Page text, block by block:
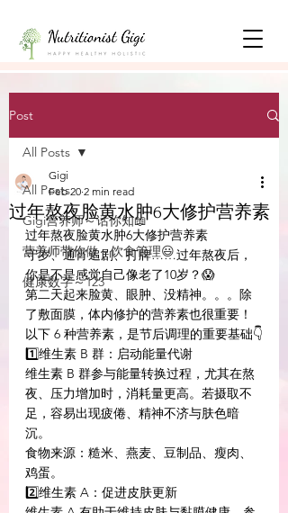
Post
All Posts
Gigi营养师～话你知📖
营养师带你做～饮食管理😃
健康数字～123
All Posts
过年熬夜脸黄水肿6大修护营养素
Gigi
Feb 20 2 min read
过年熬夜脸黄水肿6大修护营养素
守岁、通宵追剧、打牌……过年熬夜后，
你是不是感觉自己像老了10岁？😱
第二天起来脸黄、眼肿、没精神。。。除
了敷面膜，体内修护的营养素也很重要！
以下 6 种营养素，是节后调理的重要基础👇
1️⃣维生素 B 群：启动能量代谢
维生素 B 群参与能量转换过程，尤其在熬
夜、压力增加时，消耗量更高。若摄取不
足，容易出现疲倦、精神不济与肤色暗
沉。
食物来源：糙米、燕麦、豆制品、瘦肉、
鸡蛋。
2️⃣维生素 A：促进皮肤更新